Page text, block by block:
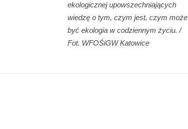
ekologicznej upowszechniających
wiedzę o tym, czym jest, czym może
być ekologia w codziennym życiu. /
Fot. WFOŚiGW Katowice